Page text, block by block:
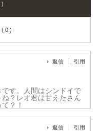
)
( 0 )
返信 引用
す。人間はシンドイで
？レオ君は甘えたさん
？！
返信 引用